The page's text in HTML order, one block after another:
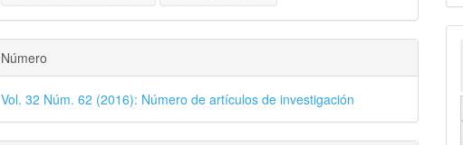
Número
Vol. 32 Núm. 62 (2016): Número de artículos de investigación